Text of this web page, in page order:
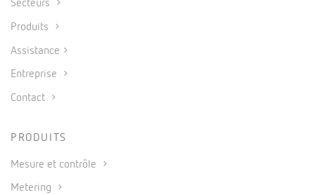
Secteurs
Produits
Assistance
Entreprise
Contact
PRODUITS
Mesure et contrôle
Metering